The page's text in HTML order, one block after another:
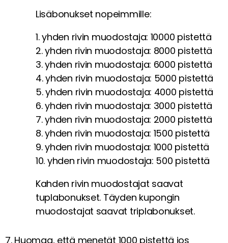
Lisäbonukset nopeimmille:
1. yhden rivin muodostaja: 10000 pistettä
2. yhden rivin muodostaja: 8000 pistettä
3. yhden rivin muodostaja: 6000 pistettä
4. yhden rivin muodostaja: 5000 pistettä
5. yhden rivin muodostaja: 4000 pistettä
6. yhden rivin muodostaja: 3000 pistettä
7. yhden rivin muodostaja: 2000 pistettä
8. yhden rivin muodostaja: 1500 pistettä
9. yhden rivin muodostaja: 1000 pistettä
10. yhden rivin muodostaja: 500 pistettä
Kahden rivin muodostajat saavat
tuplabonukset. Täyden kupongin
muodostajat saavat triplabonukset.
7. Huomaa, että menetät 1000 pistettä jos